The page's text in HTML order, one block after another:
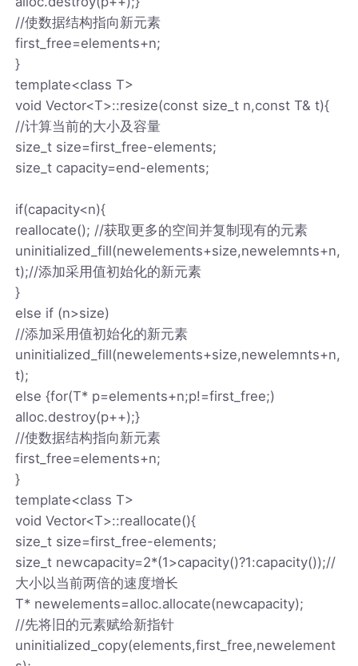
//使数据结构指向新元素
first_free=elements+n;
}
template<class T>
void Vector<T>::resize(const size_t n,const T& t){
//计算当前的大小及容量
size_t size=first_free-elements;
size_t capacity=end-elements;
if(capacity<n){
reallocate(); //获取更多的空间并复制现有的元素
uninitialized_fill(newelements+size,newelemnts+n,
t);//添加采用值初始化的新元素
}
else if (n>size)
//添加采用值初始化的新元素
uninitialized_fill(newelements+size,newelemnts+n,
t);
else {for(T* p=elements+n;p!=first_free;)
alloc.destroy(p++);}
//使数据结构指向新元素
first_free=elements+n;
}
template<class T>
void Vector<T>::reallocate(){
size_t size=first_free-elements;
size_t newcapacity=2*(1>capacity()?1:capacity());//
大小以当前两倍的速度增长
T* newelements=alloc.allocate(newcapacity);
//先将旧的元素赋给新指针
uninitialized_copy(elements,first_free,newelement